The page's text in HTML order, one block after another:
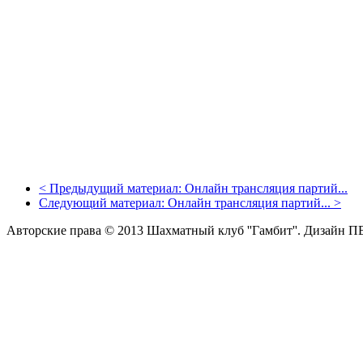
< Предыдущий материал: Онлайн трансляция партий...
Следующий материал: Онлайн трансляция партий... >
Авторские права © 2013 Шахматный клуб ''Гамбит''. Дизайн